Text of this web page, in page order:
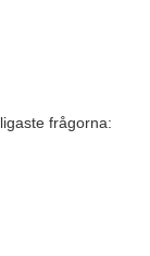
frågorna: